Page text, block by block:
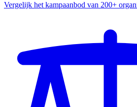
Vergelijk het kampaanbod van 200+